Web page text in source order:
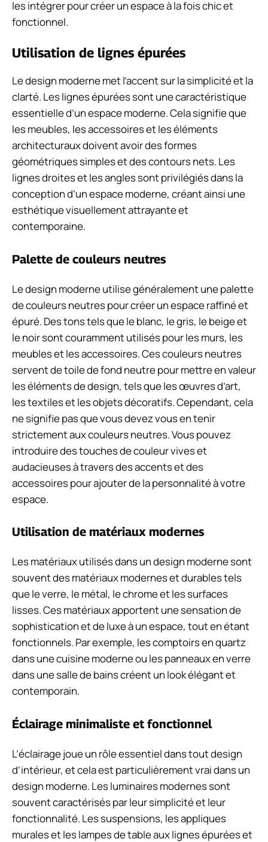
les intégrer pour créer un espace à la fois chic et
fonctionnel.
Utilisation de lignes épurées
Le design moderne met l’accent sur la simplicité et la
clarté. Les lignes épurées sont une caractéristique
essentielle d’un espace moderne. Cela signifie que
les meubles, les accessoires et les éléments
architecturaux doivent avoir des formes
géométriques simples et des contours nets. Les
lignes droites et les angles sont privilégiés dans la
conception d’un espace moderne, créant ainsi une
esthétique visuellement attrayante et
contemporaine.
Palette de couleurs neutres
Le design moderne utilise généralement une palette
de couleurs neutres pour créer un espace raffiné et
épuré. Des tons tels que le blanc, le gris, le beige et
le noir sont couramment utilisés pour les murs, les
meubles et les accessoires. Ces couleurs neutres
servent de toile de fond neutre pour mettre en valeur
les éléments de design, tels que les œuvres d’art,
les textiles et les objets décoratifs. Cependant, cela
ne signifie pas que vous devez vous en tenir
strictement aux couleurs neutres. Vous pouvez
introduire des touches de couleur vives et
audacieuses à travers des accents et des
accessoires pour ajouter de la personnalité à votre
espace.
Utilisation de matériaux modernes
Les matériaux utilisés dans un design moderne sont
souvent des matériaux modernes et durables tels
que le verre, le métal, le chrome et les surfaces
lisses. Ces matériaux apportent une sensation de
sophistication et de luxe à un espace, tout en étant
fonctionnels. Par exemple, les comptoirs en quartz
dans une cuisine moderne ou les panneaux en verre
dans une salle de bains créent un look élégant et
contemporain.
Éclairage minimaliste et fonctionnel
L’éclairage joue un rôle essentiel dans tout design
d’intérieur, et cela est particulièrement vrai dans un
design moderne. Les luminaires modernes sont
souvent caractérisés par leur simplicité et leur
fonctionnalité. Les suspensions, les appliques
murales et les lampes de table aux lignes épurées et